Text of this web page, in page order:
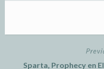
Sparta, Prophecy en